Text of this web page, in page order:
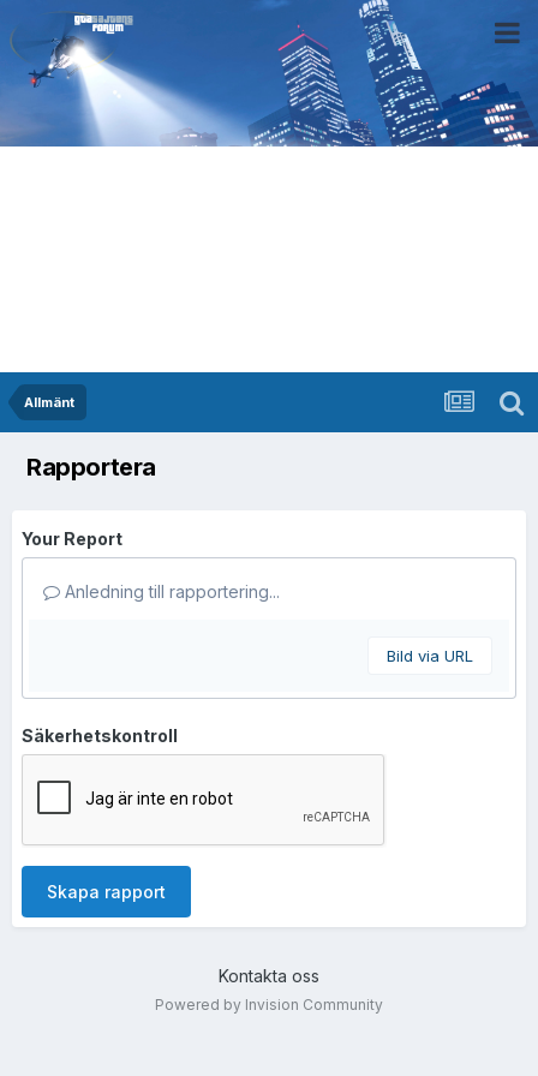
Allmänt
Rapportera
Your Report
Anledning till rapportering...
Bild via URL
Säkerhetskontroll
Skapa rapport
Kontakta oss
Powered by Invision Community